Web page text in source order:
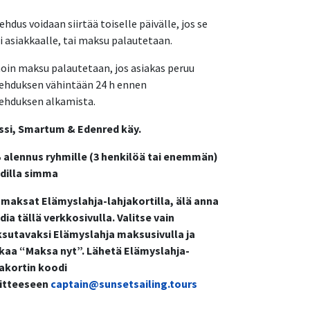
voidaan siirtää toiselle päivälle, jos se
asiakkaalle, tai maksu palautetaan.
maksu palautetaan, jos asiakas peruu
vähintään 24 h ennen
alkamista.
Smartum & Edenred käy.
alennus ryhmille (3 henkilöä tai enemmän)
simma
Elämyslahja-lahjakortilla, älä anna
tällä verkkosivulla. Valitse vain
Elämyslahja maksusivulla ja
“Maksa nyt”. Lähetä Elämyslahja-
koodi
captain@sunsetsailing.tours